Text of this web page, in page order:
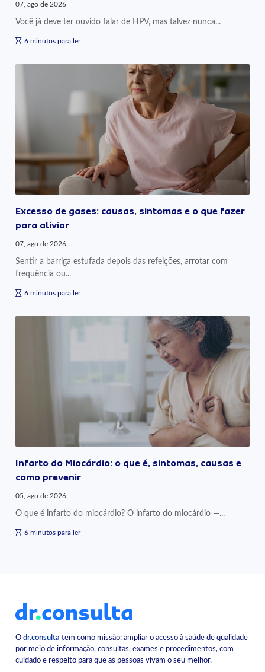
07, ago de 2026
Você já deve ter ouvido falar de HPV, mas talvez nunca...
6 minutos para ler
Excesso de gases: causas, sintomas e o que fazer
para aliviar
07, ago de 2026
Sentir a barriga estufada depois das refeições, arrotar com
frequência ou...
6 minutos para ler
Infarto do Miocárdio: o que é, sintomas, causas e
como prevenir
05, ago de 2026
O que é infarto do miocárdio? O infarto do miocárdio —...
6 minutos para ler
Odr.consulta tem como missão: ampliar o acesso à saúde de qualidade
por meio de informação, consultas, exames e procedimentos, com
cuidado e respeito para que as pessoas vivam o seu melhor.